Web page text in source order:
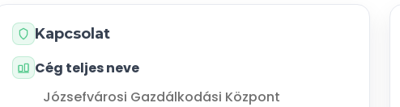
Kapcsolat
Cég teljes neve
Józsefvárosi Gazdálkodási Központ